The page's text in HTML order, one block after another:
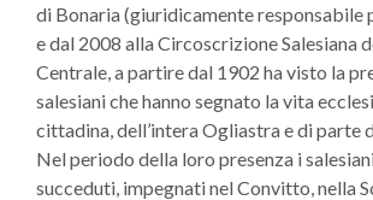
di Bonaria (giuridicamente responsabile
e dal 2008 alla Circoscrizione Salesiana
Centrale, a partire dal 1902 ha visto la
salesiani che hanno segnato la vita
cittadina, dell’intera Ogliastra e di parte
Nel periodo della loro presenza i
succeduti, impegnati nel Convitto, nella